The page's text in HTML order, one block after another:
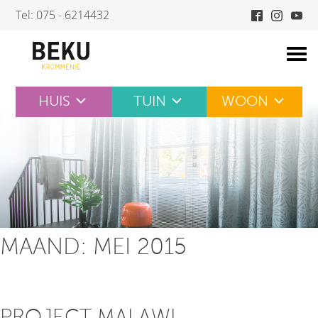
Skip
content
Tel: 075 - 6214432
HUIS TUIN WOON
MAAND: MEI 2015